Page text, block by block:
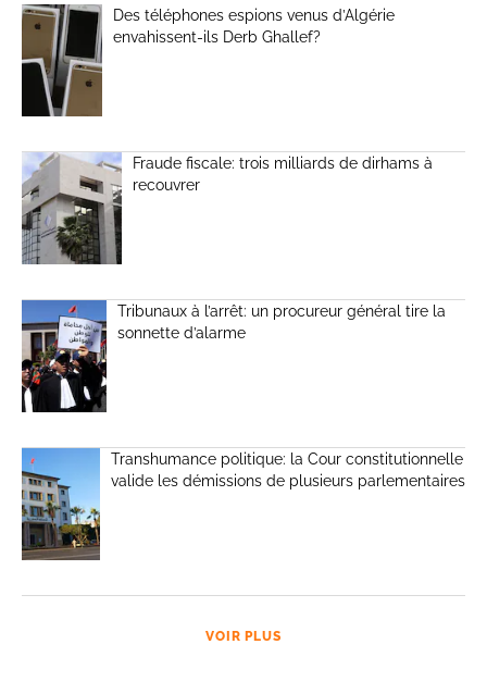
Des téléphones espions venus d’Algérie
envahissent-ils Derb Ghallef?
Fraude fiscale: trois milliards de dirhams à
recouvrer
Tribunaux à l’arrêt: un procureur général tire la
sonnette d’alarme
Transhumance politique: la Cour constitutionnelle
valide les démissions de plusieurs parlementaires
VOIR PLUS